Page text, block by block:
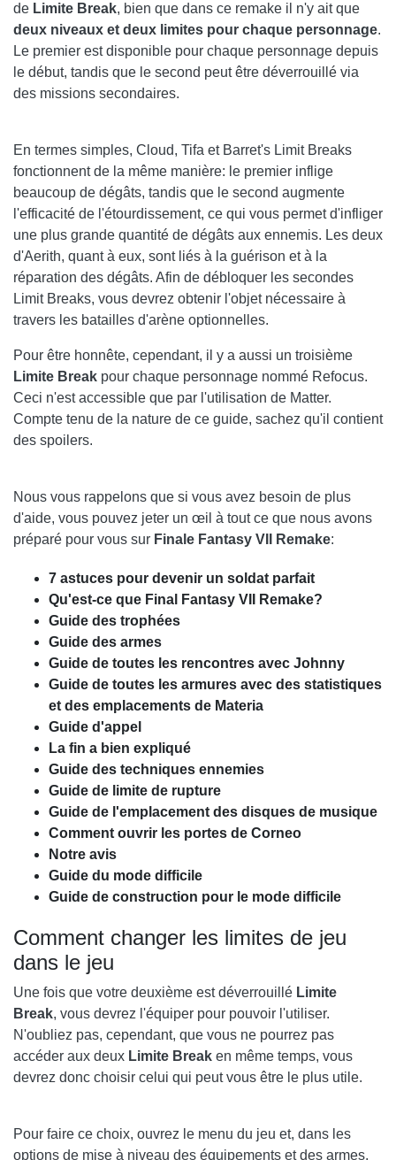
de Limite Break, bien que dans ce remake il n'y ait que
deux niveaux et deux limites pour chaque personnage.
Le premier est disponible pour chaque personnage depuis
le début, tandis que le second peut être déverrouillé via
des missions secondaires.
En termes simples, Cloud, Tifa et Barret's Limit Breaks
fonctionnent de la même manière: le premier inflige
beaucoup de dégâts, tandis que le second augmente
l'efficacité de l'étourdissement, ce qui vous permet d'infliger
une plus grande quantité de dégâts aux ennemis. Les deux
d'Aerith, quant à eux, sont liés à la guérison et à la
réparation des dégâts. Afin de débloquer les secondes
Limit Breaks, vous devrez obtenir l'objet nécessaire à
travers les batailles d'arène optionnelles.
Pour être honnête, cependant, il y a aussi un troisième
Limite Break pour chaque personnage nommé Refocus.
Ceci n'est accessible que par l'utilisation de Matter.
Compte tenu de la nature de ce guide, sachez qu'il contient
des spoilers.
Nous vous rappelons que si vous avez besoin de plus
d'aide, vous pouvez jeter un œil à tout ce que nous avons
préparé pour vous sur Finale Fantasy VII Remake:
7 astuces pour devenir un soldat parfait
Qu'est-ce que Final Fantasy VII Remake?
Guide des trophées
Guide des armes
Guide de toutes les rencontres avec Johnny
Guide de toutes les armures avec des statistiques
et des emplacements de Materia
Guide d'appel
La fin a bien expliqué
Guide des techniques ennemies
Guide de limite de rupture
Guide de l'emplacement des disques de musique
Comment ouvrir les portes de Corneo
Notre avis
Guide du mode difficile
Guide de construction pour le mode difficile
Comment changer les limites de jeu
dans le jeu
Une fois que votre deuxième est déverrouillé Limite
Break, vous devrez l'équiper pour pouvoir l'utiliser.
N'oubliez pas, cependant, que vous ne pourrez pas
accéder aux deux Limite Break en même temps, vous
devrez donc choisir celui qui peut vous être le plus utile.
Pour faire ce choix, ouvrez le menu du jeu et, dans les
options de mise à niveau des équipements et des armes,